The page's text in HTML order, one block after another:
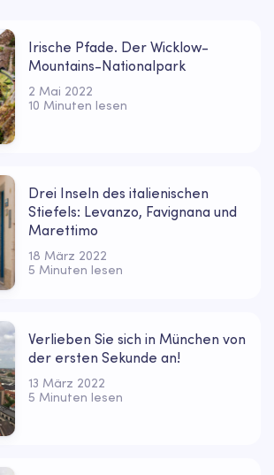
Irische Pfade. Der Wicklow-
Mountains-Nationalpark
2 Mai 2022
10 Minuten lesen
Drei Inseln des italienischen
Stiefels: Levanzo, Favignana und
Marettimo
18 März 2022
5 Minuten lesen
Verlieben Sie sich in München von
der ersten Sekunde an!
13 März 2022
5 Minuten lesen